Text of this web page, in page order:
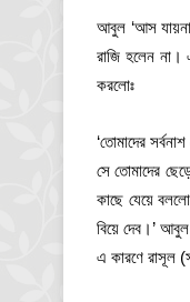
আবুল ‘আস
রাজি হলেন না।
করলোঃ
‘তোমাদের
সে তোমাদের
কাছে যেয়ে
বিয়ে দেব।’
এ কারণে রাসূল